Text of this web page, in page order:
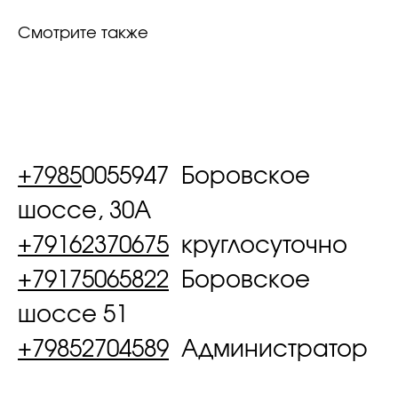
Смотрите также
+79850055947 Боровское
шоссе, 30А
+79162370675 круглосуточно
+79175065822 Боровское
шоссе 51
+79852704589 Администратор